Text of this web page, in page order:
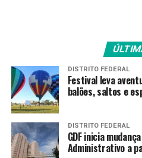
Com a alteração na grade, a
processo de expansão e
transmissões. A proposta é
Comunidade” como um
informação, diálogo e
demandas e aos temas que
Distrito Federal.
DISTRITO FEDERAL
Festival leva
balões, saltos e
DISTRITO FEDERAL
GDF inicia
Administrativo a